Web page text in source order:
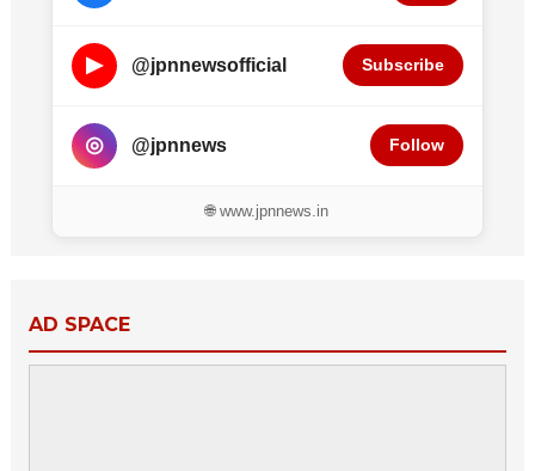
▶ @jpnnewsofficial Subscribe
◎ @jpnnews Follow
🌐 www.jpnnews.in
AD SPACE